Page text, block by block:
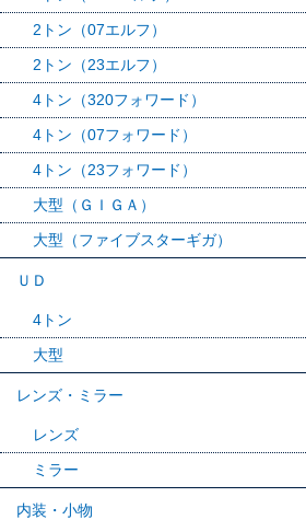
2トン（07エルフ）
2トン（23エルフ）
4トン（320フォワード）
4トン（07フォワード）
4トン（23フォワード）
大型（ＧＩＧＡ）
大型（ファイブスターギガ）
ＵＤ
4トン
大型
レンズ・ミラー
レンズ
ミラー
内装・小物